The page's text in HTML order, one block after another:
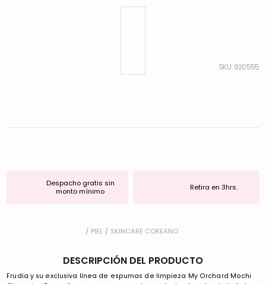
: 920555
Despacho gratis sin
monto mínimo
Retira en 3hrs.
PIEL SKINCARE COREANO
DESCRIPCIÓN DEL PRODUCTO
Frudia y su exclusiva línea de espumas de limpieza My Orchard Mochi